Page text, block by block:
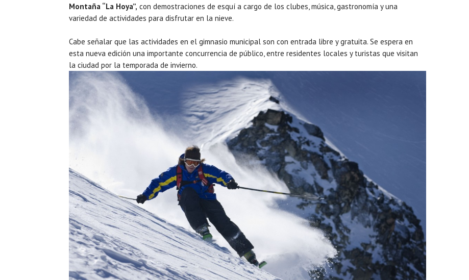
Montaña “La Hoya”, con demostraciones de esquí a cargo de los clubes, música, gastronomía y una
variedad de actividades para disfrutar en la nieve.
Cabe señalar que las actividades en el gimnasio municipal son con entrada libre y gratuita. Se espera en
esta nueva edición una importante concurrencia de público, entre residentes locales y turistas que visitan
la ciudad por la temporada de invierno.